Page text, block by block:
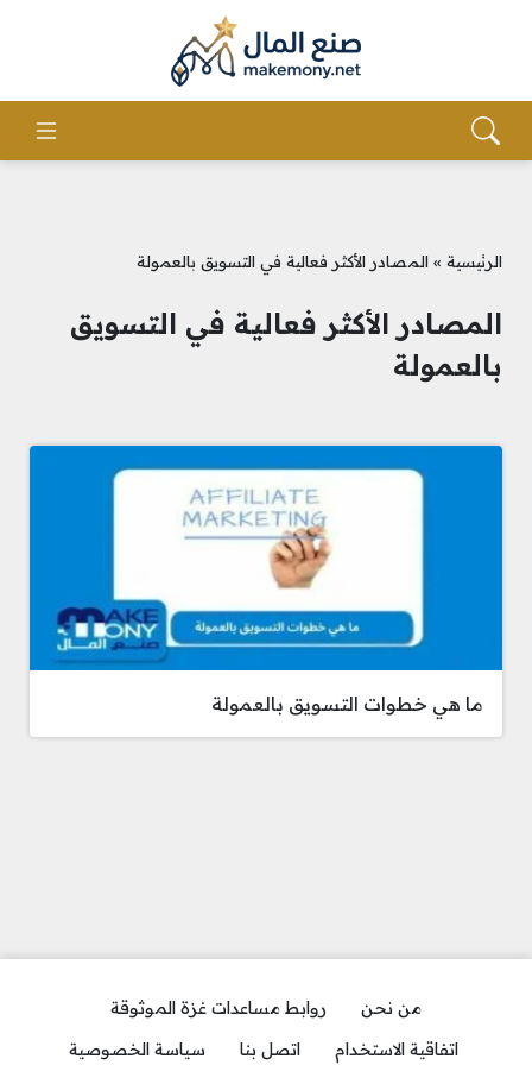
الرئيسية » المصادر الأكثر فعالية في التسويق بالعمولة
المصادر الأكثر فعالية في التسويق
بالعمولة
ما هي خطوات التسويق بالعمولة
من نحن
روابط مساعدات غزة الموثوقة
اتفاقية الاستخدام
اتصل بنا سياسة الخصوصية